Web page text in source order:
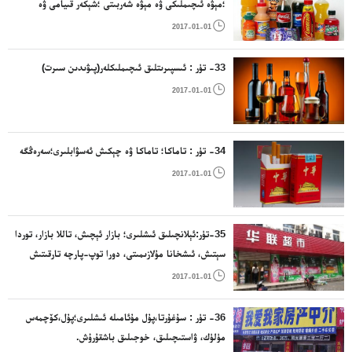
؛مېۋە ئىچىملىكى ۋە مېۋە شەربىتى ؛شېكەر قىيامى ۋە
ئىسپىرتسىز ئىچىملىك ياساشقا ئىشلىتىلىدىغان باشقا

2017-01-01
33- تۈر : ئىسپىرىتلىق ئىچىملىكلەر(پىۋىدىن سىرت)

2017-01-01
34- تۈر : تاماكا؛ تاماكا ۋە چېكىش ئەسۋابلىرى؛سەرەڭگە

2017-01-01
35-تۈر:ئېلانچىلىق ئىشلىرى؛ بازار ئېچىش، تاللا بازار، توردا
سېتىش، ئىشخانا مۇلازىمىتى، دورا توپ-پارچە تارقىتىش
مۇلازىمىتى قاتارلىقلار

2017-01-01
36- تۈر : سۇغۇرتا،پۇل مۇئامىلە ئىشلىرى؛پۇل،كۆچمەس
مۈلۈك، ۋاستىچىلىق، خوجىلىق باشقۇرۇش.